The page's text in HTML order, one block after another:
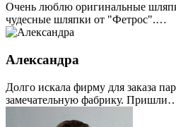
Очень люблю оригинальные
чудесные шляпки от "Фетрос".…
Александра
Долго искала фирму для заказа
замечательную фабрику.